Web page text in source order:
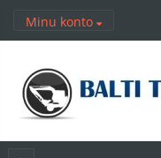
Minu konto